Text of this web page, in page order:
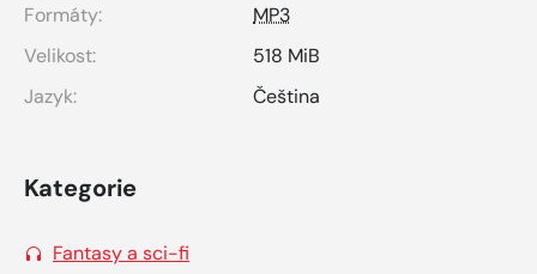
Formáty:
MP3
Velikost:
518 MiB
Jazyk:
Čeština
Kategorie
Fantasy a sci-fi